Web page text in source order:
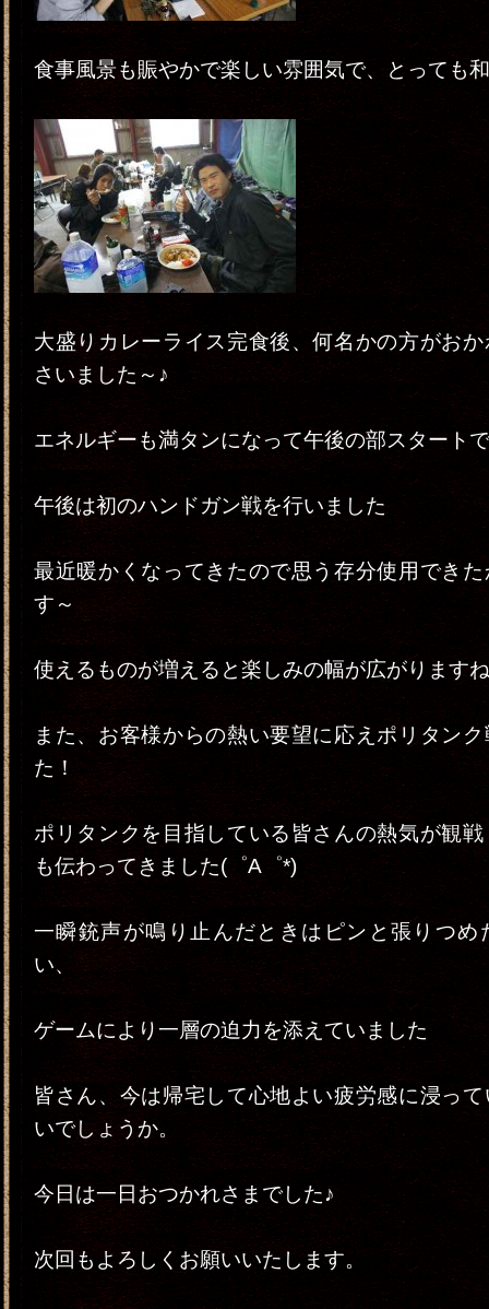
食事風景も賑やかで楽しい雰囲気で、とっても
大盛りカレーライス完食後、何名かの方がお
さいました～♪
エネルギーも満タンになって午後の部スタート
午後は初のハンドガン戦を行いました
最近暖かくなってきたので思う存分使用でき
す～
使えるものが増えると楽しみの幅が広がります
また、お客様からの熱い要望に応えポリタン
た！
ポリタンクを目指している皆さんの熱気が観
も伝わってきました(゜A゜*)
一瞬銃声が鳴り止んだときはピンと張りつめ
い、
ゲームにより一層の迫力を添えていました
皆さん、今は帰宅して心地よい疲労感に浸っ
いでしょうか。
今日は一日おつかれさまでした♪
次回もよろしくお願いいたします。